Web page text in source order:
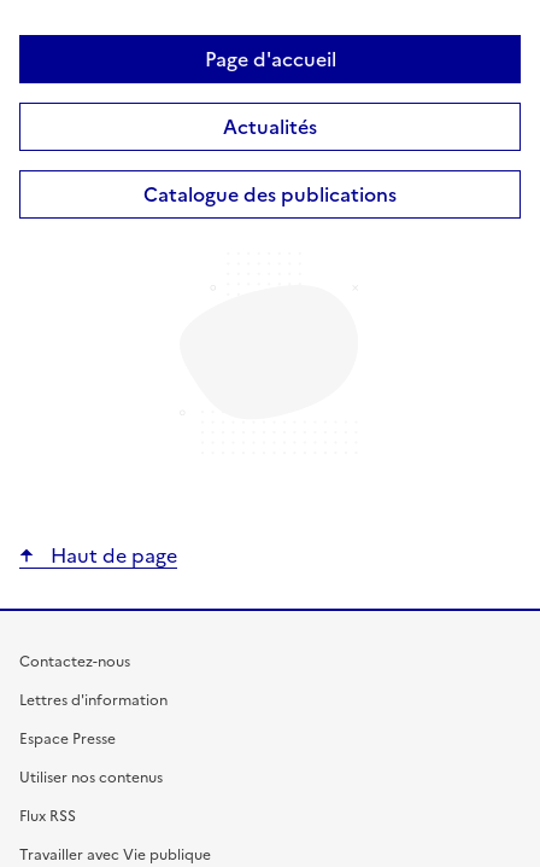
Page d'accueil
Actualités
Catalogue des publications
Haut de page
Contactez-nous
Lettres d'information
Espace Presse
Utiliser nos contenus
Flux RSS
Travailler avec Vie publique